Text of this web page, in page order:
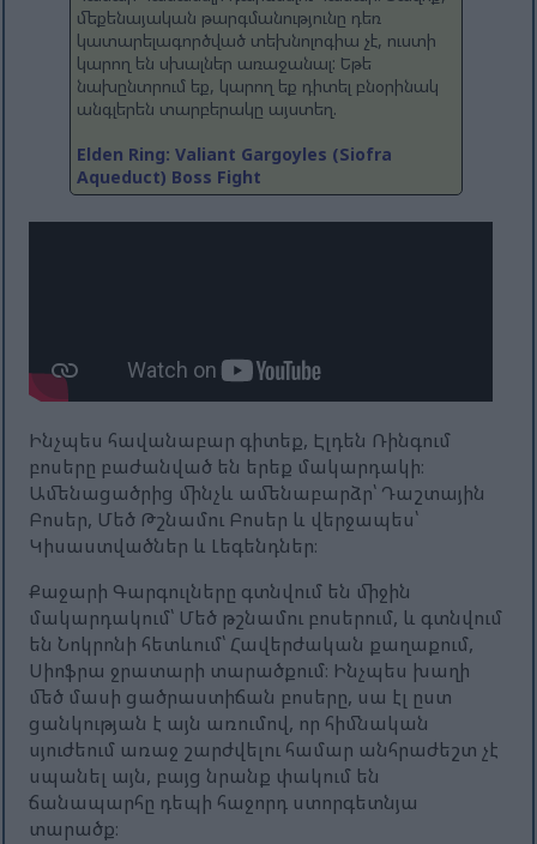
մեքենայական թարգմանությունը դեռ
կատարելագործված տեխնոլոգիա չէ, ուստի
կարող են սխալներ առաջանալ: Եթե ​​
նախընտրում եք, կարող եք դիտել բնօրինակ
անգլերեն տարբերակը այստեղ.
Elden Ring: Valiant Gargoyles (Siofra
Aqueduct) Boss Fight
Ինչպես հավանաբար գիտեք, Էլդեն Ռինգում
բոսերը բաժանված են երեք մակարդակի։
Ամենացածրից մինչև ամենաբարձր՝ Դաշտային
Բոսեր, Մեծ Թշնամու Բոսեր և վերջապես՝
Կիսաստվածներ և Լեգենդներ։
Քաջարի Գարգուլները գտնվում են միջին
մակարդակում՝ Մեծ թշնամու բոսերում, և գտնվում
են Նոկրոնի հետևում՝ Հավերժական քաղաքում,
Սիոֆրա ջրատարի տարածքում։ Ինչպես խաղի
մեծ մասի ցածրաստիճան բոսերը, սա էլ ըստ
ցանկության է այն առումով, որ հիմնական
սյուժեում առաջ շարժվելու համար անհրաժեշտ չէ
սպանել այն, բայց նրանք փակում են
ճանապարհը դեպի հաջորդ ստորգետնյա
տարածք։